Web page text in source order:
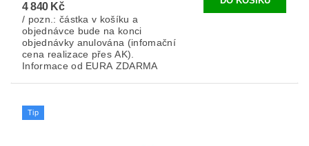
4 840 Kč
/ pozn.: částka v košíku a
objednávce bude na konci
objednávky anulována (infomační
cena realizace přes AK).
Informace od EURA ZDARMA
Tip